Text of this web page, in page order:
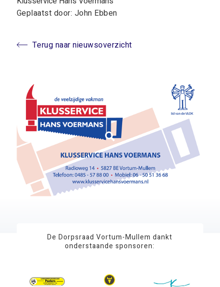
Geplaatst door: John Ebben
Terug naar nieuwsoverzicht
De Dorpsraad Vortum-Mullem dankt
onderstaande sponsoren: